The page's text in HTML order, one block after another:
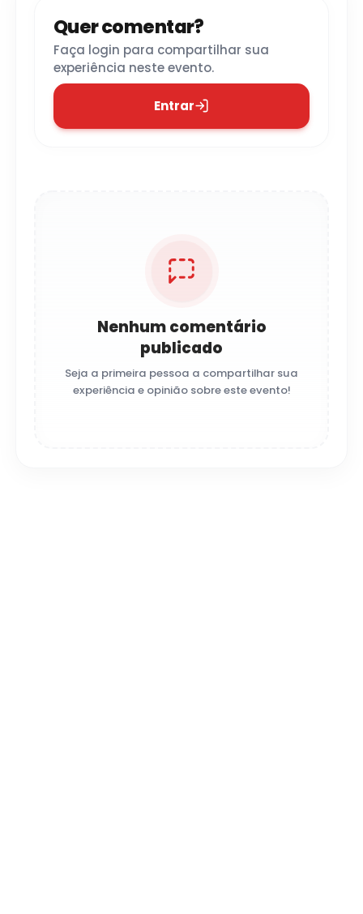
Quer comentar?
Faça login para compartilhar sua
experiência neste evento.
Entrar
Nenhum comentário
publicado
Seja a primeira pessoa a compartilhar sua
experiência e opinião sobre este evento!